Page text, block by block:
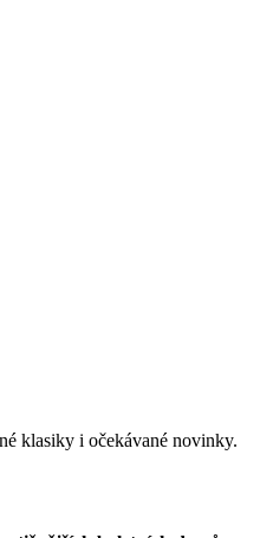
klasiky i očekávané novinky.